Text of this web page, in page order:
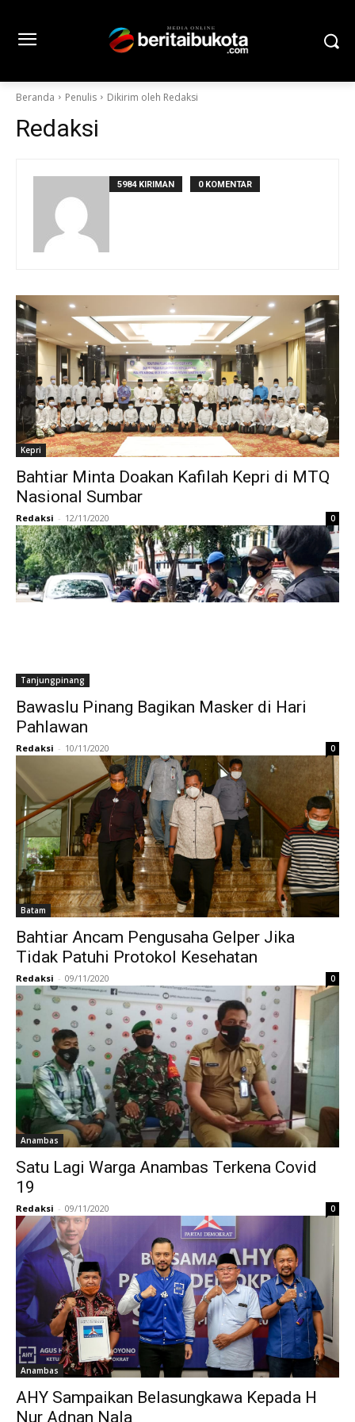
Beranda Penulis Dikirim oleh Redaksi
Redaksi
5984 KIRIMAN 0 KOMENTAR
Kepri
Bahtiar Minta Doakan Kafilah Kepri di MTQ
Nasional Sumbar
Redaksi - 12/11/2020 0
Tanjungpinang
Bawaslu Pinang Bagikan Masker di Hari
Pahlawan
Redaksi - 10/11/2020 0
Batam
Bahtiar Ancam Pengusaha Gelper Jika
Tidak Patuhi Protokol Kesehatan
Redaksi - 09/11/2020 0
Anambas
Satu Lagi Warga Anambas Terkena Covid
19
Redaksi - 09/11/2020 0
Anambas
AHY Sampaikan Belasungkawa Kepada H
Nur Adnan Nala